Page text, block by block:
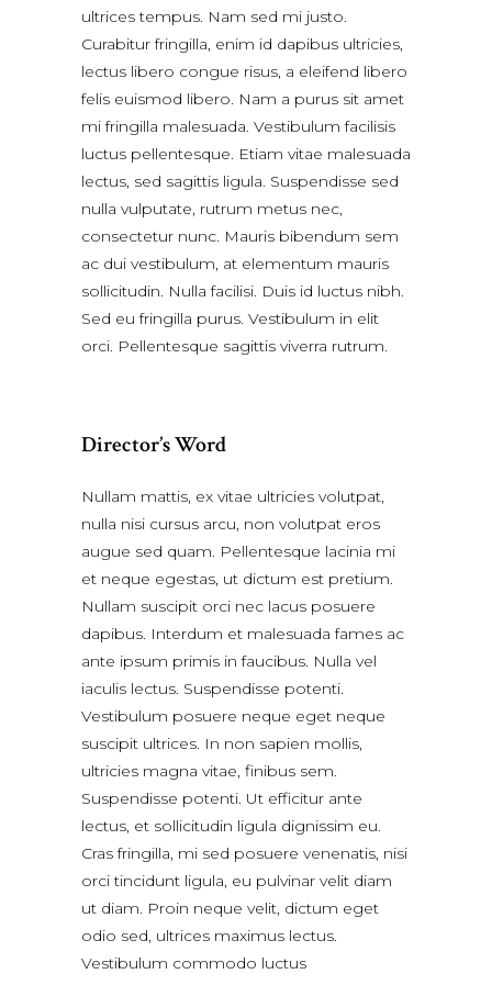
ultrices tempus. Nam sed mi justo.
Curabitur fringilla, enim id dapibus ultricies,
lectus libero congue risus, a eleifend libero
felis euismod libero. Nam a purus sit amet
mi fringilla malesuada. Vestibulum facilisis
luctus pellentesque. Etiam vitae malesuada
lectus, sed sagittis ligula. Suspendisse sed
nulla vulputate, rutrum metus nec,
consectetur nunc. Mauris bibendum sem
ac dui vestibulum, at elementum mauris
sollicitudin. Nulla facilisi. Duis id luctus nibh.
Sed eu fringilla purus. Vestibulum in elit
orci. Pellentesque sagittis viverra rutrum.
Director’s Word
Nullam mattis, ex vitae ultricies volutpat,
nulla nisi cursus arcu, non volutpat eros
augue sed quam. Pellentesque lacinia mi
et neque egestas, ut dictum est pretium.
Nullam suscipit orci nec lacus posuere
dapibus. Interdum et malesuada fames ac
ante ipsum primis in faucibus. Nulla vel
iaculis lectus. Suspendisse potenti.
Vestibulum posuere neque eget neque
suscipit ultrices. In non sapien mollis,
ultricies magna vitae, finibus sem.
Suspendisse potenti. Ut efficitur ante
lectus, et sollicitudin ligula dignissim eu.
Cras fringilla, mi sed posuere venenatis, nisi
orci tincidunt ligula, eu pulvinar velit diam
ut diam. Proin neque velit, dictum eget
odio sed, ultrices maximus lectus.
Vestibulum commodo luctus